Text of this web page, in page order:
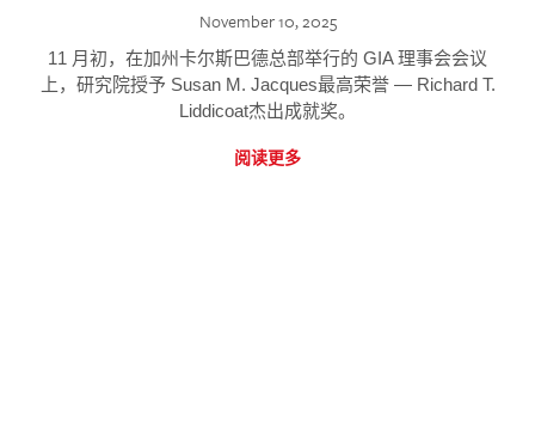
November 10, 2025
11 月初，在加州卡尔斯巴德总部举行的 GIA 理事会会议
上，研究院授予 Susan M. Jacques最高荣誉 — Richard T.
Liddicoat杰出成就奖。
阅读更多